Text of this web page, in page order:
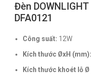
Đèn
DFA0121
Công suất: 12W
Kích thước ØxH (mm):
Kích thước khoét lỗ